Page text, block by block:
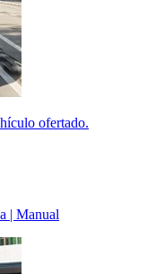
ofertado.
| Manual